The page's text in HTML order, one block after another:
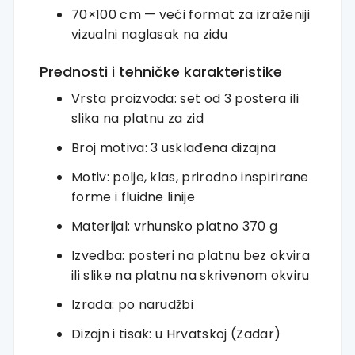
70×100 cm — veći format za izraženiji
vizualni naglasak na zidu
Prednosti i tehničke karakteristike
Vrsta proizvoda: set od 3 postera ili
slika na platnu za zid
Broj motiva: 3 usklađena dizajna
Motiv: polje, klas, prirodno inspirirane
forme i fluidne linije
Materijal: vrhunsko platno 370 g
Izvedba: posteri na platnu bez okvira
ili slike na platnu na skrivenom okviru
Izrada: po narudžbi
Dizajn i tisak: u Hrvatskoj (Zadar)